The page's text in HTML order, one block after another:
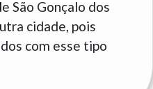
São Gonçalo dos
cidade, pois
com esse tipo